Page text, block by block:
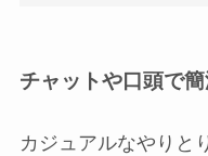
チャットや口頭で
カジュアルなやりと